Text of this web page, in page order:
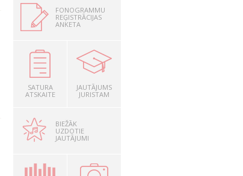
FONOGRAMMU
REĢISTRĀCIJAS
ANKETA
SATURA
ATSKAITE
JAUTĀJUMS
JURISTAM
BIEŽĀK
UZDOTIE
JAUTĀJUMI